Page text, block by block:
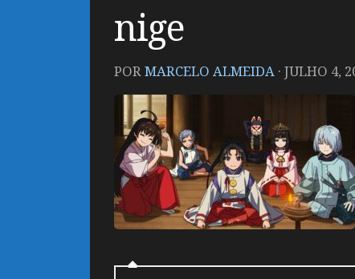
nige
PORMARCELO ALMEIDA · JULHO 4,